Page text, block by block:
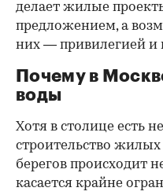
делает жилые
предложением, а
них — привилегией и
Почему в
воды
Хотя в столице есть
строительство жилых
берегов происходит
касается крайне